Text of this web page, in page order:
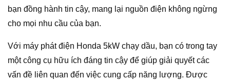
bạn đồng hành tin cậy, mang lại nguồn điện không ngừng
cho mọi nhu cầu của bạn.
Với máy phát điện Honda 5kW chạy dầu, bạn có trong tay
một công cụ hữu ích đáng tin cậy để giúp giải quyết các
vấn đề liên quan đến việc cung cấp năng lượng. Được